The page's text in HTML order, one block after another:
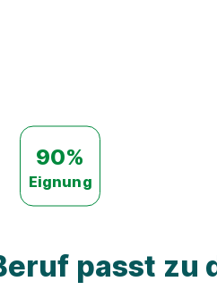
90%
Eignung
passt zu